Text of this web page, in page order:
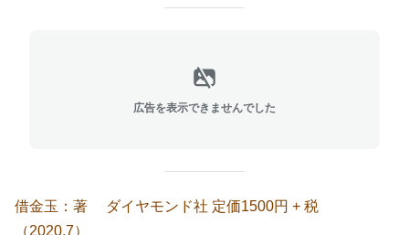
広告を表示できませんでした
借金玉：著 ダイヤモンド社 定価1500円 + 税
（2020.7）